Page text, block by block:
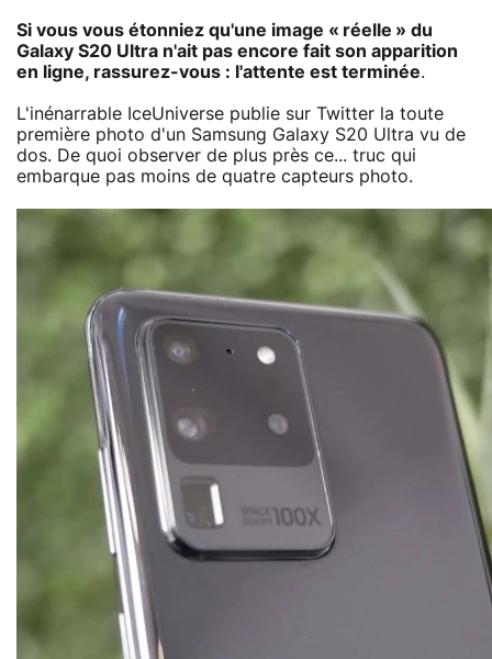
Si vous vous étonniez qu'une image « réelle » du
Galaxy S20 Ultra n'ait pas encore fait son apparition
en ligne, rassurez-vous : l'attente est terminée.
L'inénarrable IceUniverse publie sur Twitter la toute
première photo d'un Samsung Galaxy S20 Ultra vu de
dos. De quoi observer de plus près ce... truc qui
embarque pas moins de quatre capteurs photo.